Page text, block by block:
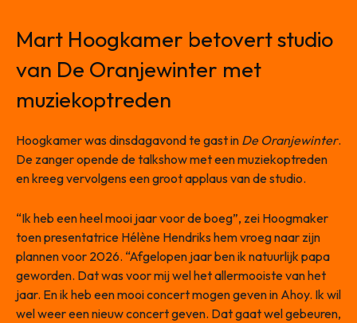
Mart Hoogkamer betovert studio
van De Oranjewinter met
muziekoptreden
Hoogkamer was dinsdagavond te gast in De Oranjewinter.
De zanger opende de talkshow met een muziekoptreden
en kreeg vervolgens een groot applaus van de studio.
“Ik heb een heel mooi jaar voor de boeg”, zei Hoogmaker
toen presentatrice Hélène Hendriks hem vroeg naar zijn
plannen voor 2026. “Afgelopen jaar ben ik natuurlijk papa
geworden. Dat was voor mij wel het allermooiste van het
jaar. En ik heb een mooi concert mogen geven in Ahoy. Ik wil
wel weer een nieuw concert geven. Dat gaat wel gebeuren,